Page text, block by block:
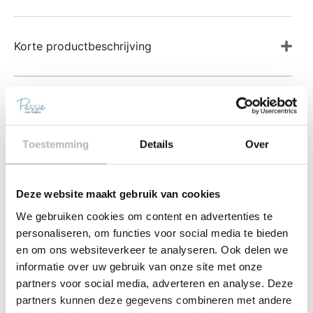
Toestemming Details Over
Deze website maakt gebruik van cookies
We gebruiken cookies om content en advertenties te
personaliseren, om functies voor social media te bieden
en om ons websiteverkeer te analyseren. Ook delen we
informatie over uw gebruik van onze site met onze
partners voor social media, adverteren en analyse. Deze
partners kunnen deze gegevens combineren met andere
Korte productbeschrijving
Product details
Gerelateerde producten